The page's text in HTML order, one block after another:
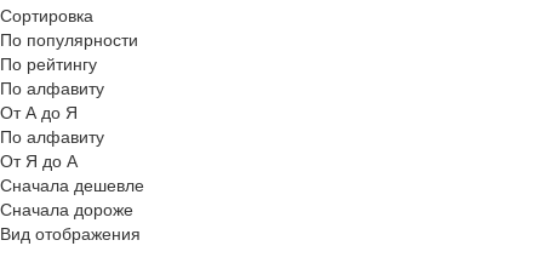
Сортировка
По популярности
По рейтингу
По алфавиту
От А до Я
По алфавиту
От Я до А
Сначала дешевле
Сначала дороже
Вид отображения